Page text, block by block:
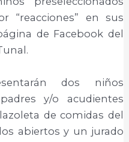
“reacciones” en sus
de Facebook del
dos niños
y/o acudientes
de comidas del
abiertos y un jurado